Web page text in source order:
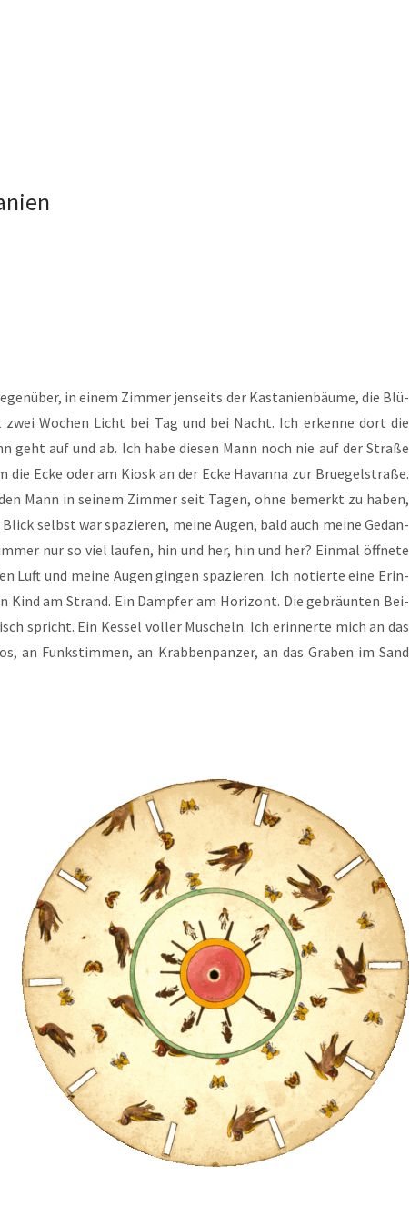
in einem Zim­mer jen­seits der Kas­ta­ni­en­bäu­me, die Blü­
Wochen Licht bei Tag und bei Nacht. Ich erken­ne dort die
geht auf und ab. Ich habe die­sen Mann noch nie auf der Stra­ße
die Ecke oder am Kiosk an der Ecke Havan­na zur Brue­gel­stra­ße.
Mann in sei­nem Zim­mer seit Tagen, ohne bemerkt zu haben,
selbst war spa­zie­ren, mei­ne Augen, bald auch mei­ne Gedan­
nur so viel lau­fen, hin und her, hin und her? Ein­mal öff­ne­te
Luft und mei­ne Augen gin­gen spa­zie­ren. Ich notier­te eine Erin­
Kind am Strand. Ein Damp­fer am Hori­zont. Die gebräun­ten Bei­
spricht. Ein Kes­sel vol­ler Muscheln. Ich erin­ner­te mich an das
an Funk­stim­men, an Krab­ben­pan­zer, an das Gra­ben im Sand